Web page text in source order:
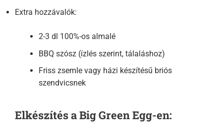
Extra hozzávalók:
2-3 dl 100%-os almalé
BBQ szósz (ízlés szerint, tálaláshoz)
Friss zsemle vagy házi készítésű briós
szendvicsnek
Elkészítés a Big Green Egg-en: